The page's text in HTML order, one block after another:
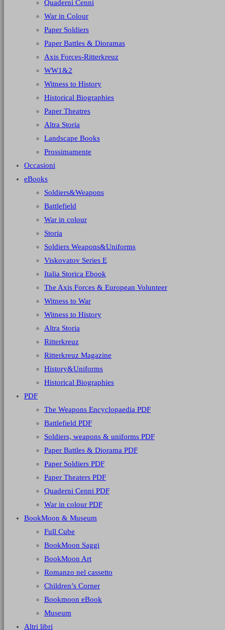
Quaderni Cenni
War in Colour
Paper Soldiers
Paper Battles & Dioramas
Axis Forces-Ritterkreuz
WW1&2
Witness to History
Historical Biographies
Paper Theatres
Altra Storia
Landscape Books
Prossimamente
Occasioni
eBooks
Soldiers&Weapons
Battlefield
War in colour
Storia
Soldiers Weapons&Uniforms
Viskovatov Series E
Italia Storica Ebook
The Axis Forces & European Volunteer
Witness to War
Witness to History
Altra Storia
Ritterkreuz
Ritterkreuz Magazine
History&Uniforms
Historical Biographies
PDF
The Weapons Encyclopaedia PDF
Battlefield PDF
Soldiers, weapons & uniforms PDF
Paper Battles & Diorama PDF
Paper Soldiers PDF
Paper Theaters PDF
Quaderni Cenni PDF
War in colour PDF
BookMoon & Museum
Full Cube
BookMoon Saggi
BookMoon Art
Romanzo nel cassetto
Children’s Corner
Bookmoon eBook
Museum
Altri libri